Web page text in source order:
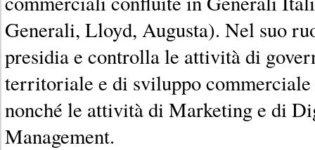
Generali, Lloyd, Augusta). Nel suo
presidia e controlla le attività di
territoriale e di sviluppo
nonché le attività di Marketing e di
Management.